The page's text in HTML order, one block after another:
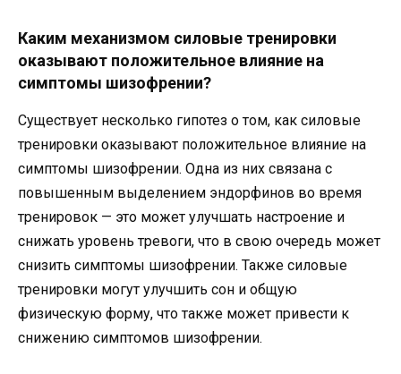
Каким механизмом силовые тренировки
оказывают положительное влияние на
симптомы шизофрении?
Существует несколько гипотез о том, как силовые
тренировки оказывают положительное влияние на
симптомы шизофрении. Одна из них связана с
повышенным выделением эндорфинов во время
тренировок — это может улучшать настроение и
снижать уровень тревоги, что в свою очередь может
снизить симптомы шизофрении. Также силовые
тренировки могут улучшить сон и общую
физическую форму, что также может привести к
снижению симптомов шизофрении.